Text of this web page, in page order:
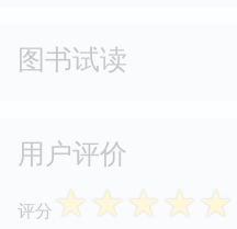
图书试读
用户评价
评分 ☆☆☆☆☆